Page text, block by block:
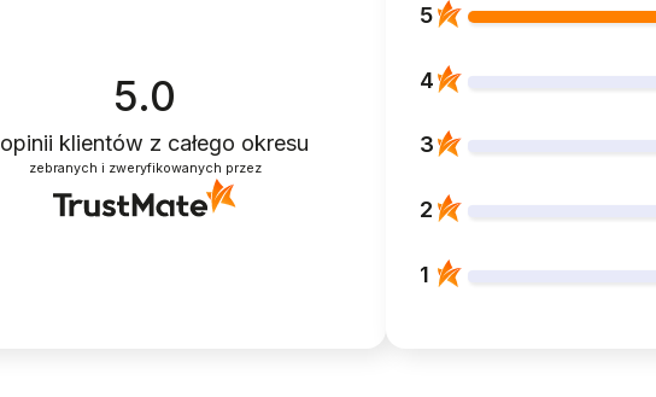
5.0
opinii klientów z całego okresu
zebranych i zweryfikowanych przez
5
4
3
2
1